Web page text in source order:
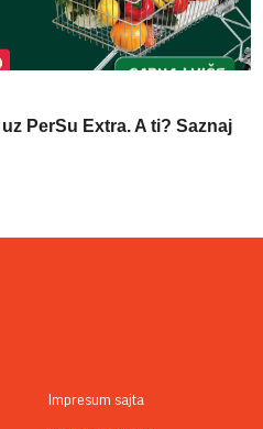
PerSu Extra. A ti? Saznaj
Impresum sajta